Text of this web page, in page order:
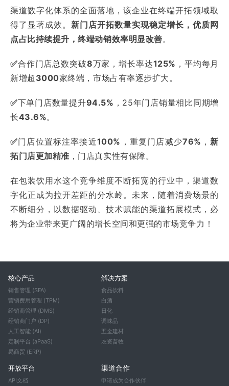
渠道数字化体系的全面落地，该企业在终端开拓领域取
得了显著成效。 新门店开拓数量实现稳定增长，优质网
点占比持续提升，终端动销效率明显改善。
✅合作门店总数突破8万家，增长率达125% ，平均每月
新增超 3000家终端，市场占有率逐步扩大。
✅下单门店数量提升94.5% ，25年门店销量相比同期增
长43.6%。
✅门店位置标注率接近100% ，重复门店减少76% ， 新
拓门店更加精准 ，门店真实性有保障。
在包装饮用水这个竞争维度不断拓宽的行业中，渠道数
字化正成为拉开差距的分水岭。未来，随着消费场景的
不断细分，以数据驱动、技术赋能的渠道拓展模式，必
将为企业带来更广阔的增长空间和更强的市场竞争力！
核心产品
销售管理 (SFA)
营销费用管理 (TPM)
经销商管理 (DMS)
经销商门户 (DP)
人工智能 (AI)
定制平台 (aPaaS)
易商贸 (ERP)
解决方案
食品饮料
白酒
日化
调味品
五金建材
农资畜牧
开放平台
API文档
渠道合作
申请成为合作伙伴